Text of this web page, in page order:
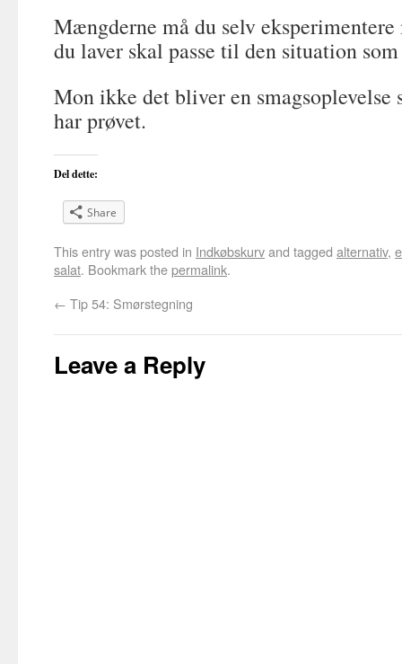
Mængderne må du selv
du laver skal passe til den situation
Mon ikke det bliver en smagsoplevelse
har prøvet.
Del dette:
Share
This entry was posted in Indkøbskurvand tagged alternativ,
salat. Bookmark thepermalink.
← Tip 54: Smørstegning
Leave a Reply